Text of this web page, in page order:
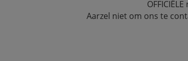
Aarzel niet om ons te